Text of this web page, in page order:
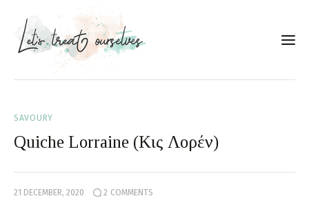
Services
SAVOURY
Quiche Lorraine (Κις Λορέν)
21 DECEMBER, 2020 2 COMMENTS